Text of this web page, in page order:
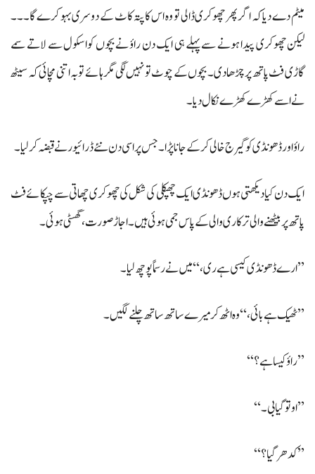
میٹم دے دیا کہ اگر پھر چھوکری ڈالی تو وہ اس کا پتہ کاٹ کے دوسری بہو کرے گا۔۔۔
لیکن چھوکری پیدا ہونے سے پہلے ہی ایک دن راؤ نے بچوں کواسکول سے لاتے سمے
گاڑی فٹ پاتھ پر چڑھادی۔ بچوں کے چوٹ تو نہیں لگی مگر ہائے توبہ اتنی مچائی کہ سیٹھ
نے اسے کھڑے کھڑے نکال دیا۔
راؤ اور ڈھونڈی کو گیرج خالی کرکےجانا پڑا۔ جس پر اسی دن نئے ڈرائیور نے قبضہ کر لیا۔
ایک دن کیا دیکھتی ہوں ڈھونڈی ایک چھپکلی کی شکل کی چھوکری چھاتی سے چپکائے فٹ
پاتھ پر بیٹھنے والی ترکاری والی کے پاس جمی ہوئی ہیں۔ اجاڑ صورت، گھسٹی ہوئی۔
’’ارے ڈھونڈی کیسی ہے ری،‘‘ میں نے رسماً پوچھ لیا۔
’’ٹھیک ہے بائی،‘‘ وہ اٹھ کر میرے ساتھ ساتھ چلنے لگیں۔
’’راؤ کیسا ہے؟‘‘
’’او تو گیا بی۔‘‘
’’کدھر گیا؟‘‘